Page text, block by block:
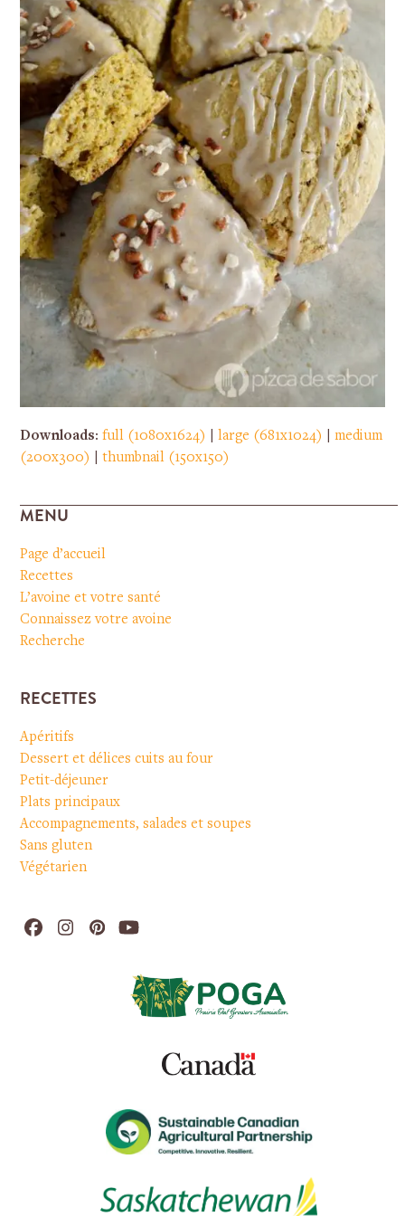
Downloads:full (1080x1624) |large (681x1024) |medium
(200x300)
|thumbnail (150x150)
MENU
Page d’accueil
Recettes
L’avoine et votre santé
Connaissez votre avoine
Recherche
RECETTES
Apéritifs
Dessert et délices cuits au four
Petit-déjeuner
Plats principaux
Accompagnements, salades et soupes
Sans gluten
Végétarien
Facebook
Instagram
PinterestYouTube